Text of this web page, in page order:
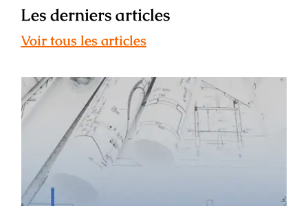
Les derniers articles
Voir tous les articles
ESAIL : témoignage de Léa Maunier –
ancienne étudiante, architecte